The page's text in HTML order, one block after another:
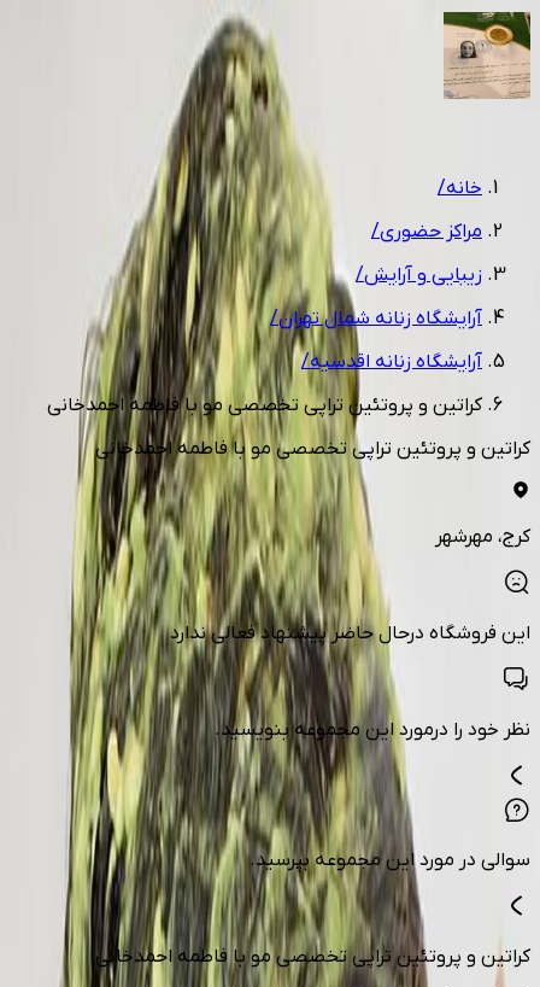
1/5
خانه/
مراکز حضوری/
زیبایی و آرایش/
آرایشگاه زنانه شمال تهران/
آرایشگاه زنانه اقدسیه/
کراتین و پروتئین تراپی تخصصی مو با فاطمه احمدخانی
کراتین و پروتئین تراپی تخصصی مو با فاطمه احمدخانی
کرج، مهرشهر
این فروشگاه درحال حاضر پیشنهاد فعالی ندارد
نظر خود را درمورد این مجموعه بنویسید.
سوالی در مورد این مجموعه بپرسید.
کراتین و پروتئین تراپی تخصصی مو با فاطمه احمدخانی